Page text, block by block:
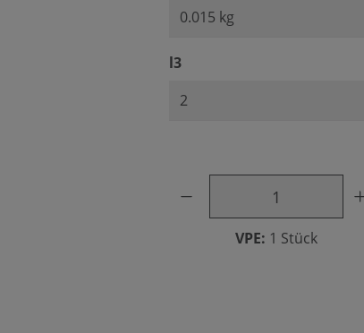
l3auswählen
Produkt Anzahl: Gib den
VPE: 1 Stück